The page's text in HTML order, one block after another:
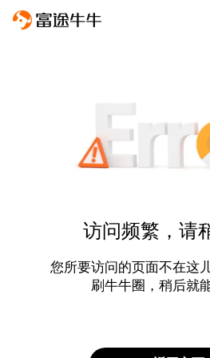
访问频繁，请
您所要访问的页面不在这
刷牛牛圈，稍后就